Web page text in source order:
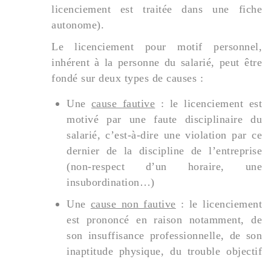
licenciement est traitée dans une fiche
autonome).
Le licenciement pour motif personnel,
inhérent à la personne du salarié, peut être
fondé sur deux types de causes :
Une cause fautive : le licenciement est
motivé par une faute disciplinaire du
salarié, c’est-à-dire une violation par ce
dernier de la discipline de l’entreprise
(non-respect d’un horaire, une
insubordination…)
Une cause non fautive : le licenciement
est prononcé en raison notamment, de
son insuffisance professionnelle, de son
inaptitude physique, du trouble objectif